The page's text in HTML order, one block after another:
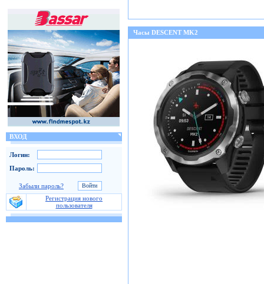
ВХОД
Логин:
Пароль:
Забыли пароль?
Регистрация нового
пользователя
Часы DESCENT MK2